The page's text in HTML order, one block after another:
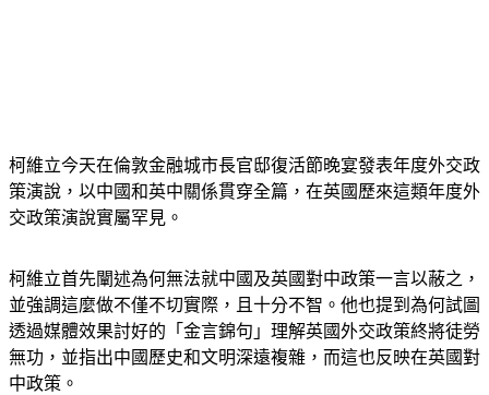
柯維立今天在倫敦金融城市長官邸復活節晚宴發表年度外交政
策演說，以中國和英中關係貫穿全篇，在英國歷來這類年度外
交政策演說實屬罕見。
柯維立首先闡述為何無法就中國及英國對中政策一言以蔽之，
並強調這麼做不僅不切實際，且十分不智。他也提到為何試圖
透過媒體效果討好的「金言錦句」理解英國外交政策終將徒勞
無功，並指出中國歷史和文明深遠複雜，而這也反映在英國對
中政策。